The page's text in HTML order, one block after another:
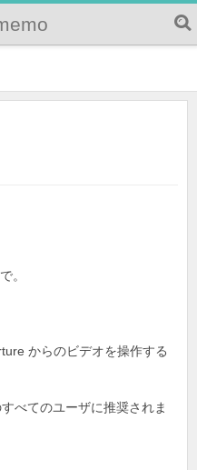
。
からのビデオを操作する
べてのユーザに推奨されま